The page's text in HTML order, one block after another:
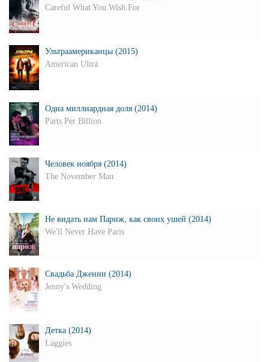
Careful What You Wish For
Ультраамериканцы (2015)
American Ultra
Одна миллиардная доля (2014)
Parts Per Billion
Человек ноября (2014)
The November Man
Не видать нам Париж, как своих ушей (2014)
We'll Never Have Paris
Свадьба Дженни (2014)
Jenny's Wedding
Детка (2014)
Laggies